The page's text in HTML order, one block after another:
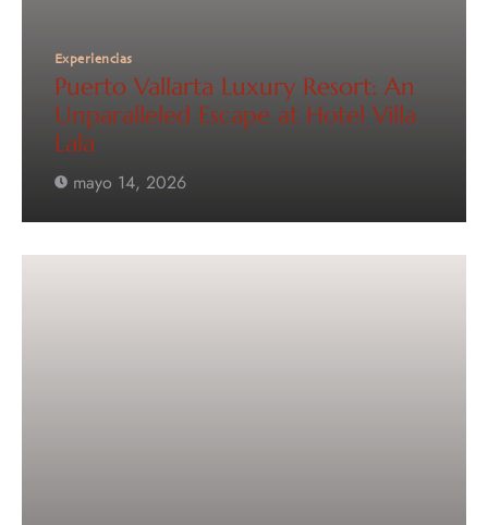
Experiencias
Puerto Vallarta Luxury Resort: An
Unparalleled Escape at Hotel Villa
Lala
mayo 14, 2026